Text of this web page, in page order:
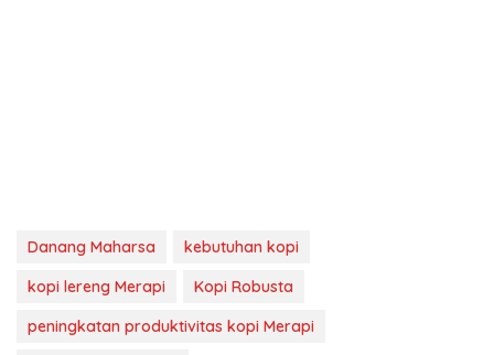
Danang Maharsa
kebutuhan kopi
kopi lereng Merapi
Kopi Robusta
peningkatan produktivitas kopi Merapi